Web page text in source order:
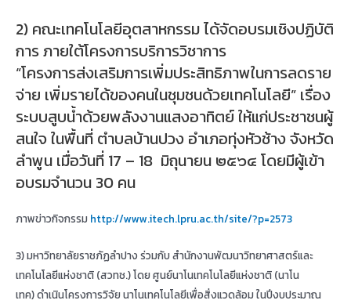
2) คณะเทคโนโลยีอุตสาหกรรม ได้จัดอบรมเชิงปฏิบัติ
การ ภายใต้โครงการบริการวิชาการ
“โครงการส่งเสริมการเพิ่มประสิทธิภาพในการลดราย
จ่าย เพิ่มรายได้ของคนในชุมชนด้วยเทคโนโลยี” เรื่อง
ระบบสูบน้ำด้วยพลังงานแสงอาทิตย์ ให้แก่ประชาชนผู้
สนใจ ในพื้นที่ ตำบลบ้านปวง อำเภอทุ่งหัวช้าง จังหวัด
ลำพูน เมื่อวันที่ 17 – 18 มิถุนายน ๒๕๖๔ โดยมีผู้เข้า
อบรมจำนวน 30 คน
ภาพข่าวกิจกรรม http://www.itech.lpru.ac.th/site/?p=2573
3) มหาวิทยาลัยราชภัฏลำปาง ร่วมกับ สำนักงานพัฒนาวิทยาศาสตร์และ
เทคโนโลยีแห่งชาติ (สวทช.) โดย ศูนย์นาโนเทคโนโลยีแห่งชาติ (นาโน
เทค) ดำเนินโครงการวิจัย นาโนเทคโนโลยีเพื่อสิ่งแวดล้อม ในปีงบประมาณ